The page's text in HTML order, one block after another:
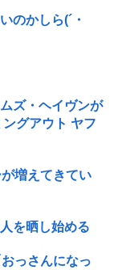
のかしら(´・
ズ・ヘイヴンが
グアウト ヤフ
増えてきてい
を晒し始める
っさんになっ